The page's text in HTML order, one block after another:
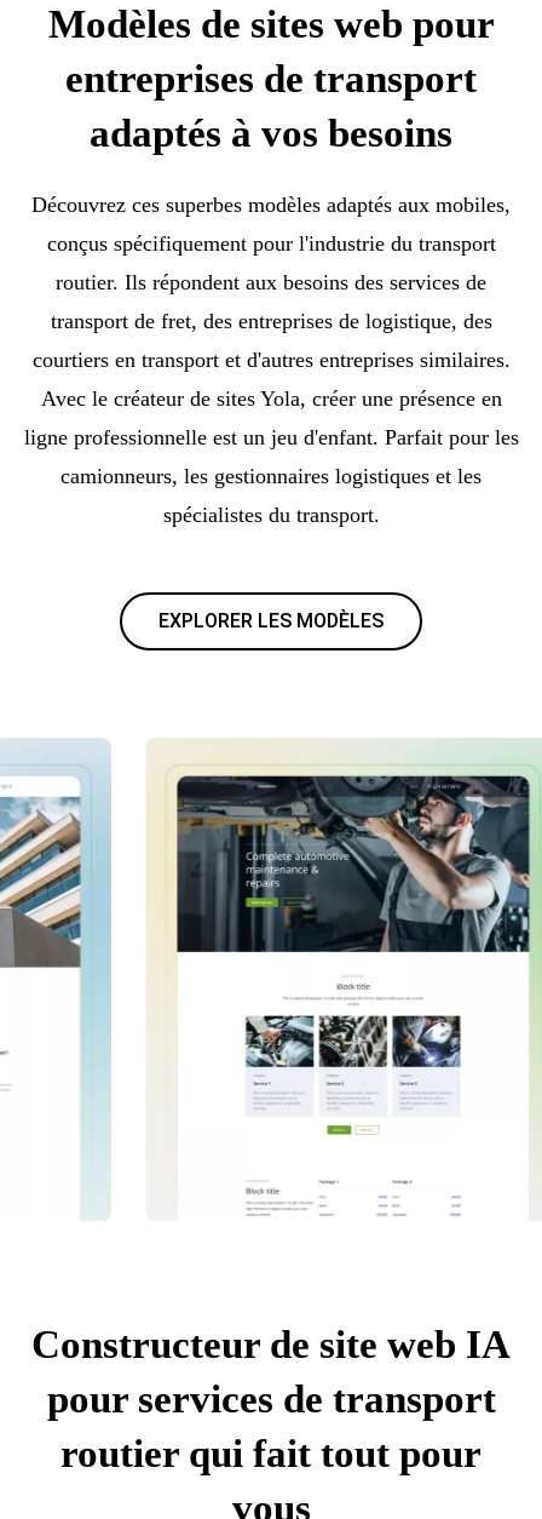
Modèles de sites web pour
entreprises de transport
adaptés à vos besoins
Découvrez ces superbes modèles adaptés aux mobiles,
conçus spécifiquement pour l'industrie du transport
routier. Ils répondent aux besoins des services de
transport de fret, des entreprises de logistique, des
courtiers en transport et d'autres entreprises similaires.
Avec le créateur de sites Yola, créer une présence en
ligne professionnelle est un jeu d'enfant. Parfait pour les
camionneurs, les gestionnaires logistiques et les
spécialistes du transport.
EXPLORER LES MODÈLES
Constructeur de site web IA
pour services de transport
routier qui fait tout pour
vous